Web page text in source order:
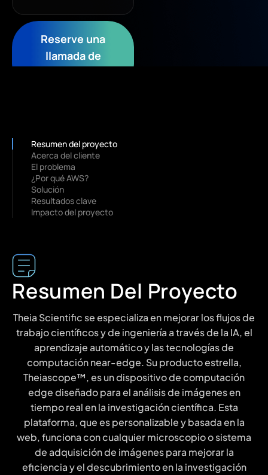
Reserve una
llamada de
Resumen Del Proyecto
Theia Scientific se especializa en mejorar los flujos de
trabajo científicos y de ingeniería a través de la IA, el
aprendizaje automático y las tecnologías de
computación near-edge. Su producto estrella,
Theiascope™, es un dispositivo de computación
edge diseñado para el análisis de imágenes en
tiempo real en la investigación científica. Esta
plataforma, que es personalizable y basada en la
web, funciona con cualquier microscopio o sistema
de adquisición de imágenes para mejorar la
eficiencia y el descubrimiento en la investigación
Resumen del proyecto
Acerca del cliente
El problema
¿Por qué AWS?
Solución
Resultados clave
Impacto del proyecto